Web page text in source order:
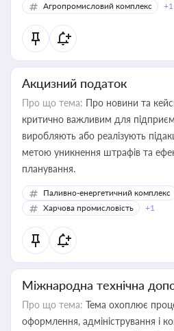
Агропромисловий комплекс
+1
Акцизний податок
Про що тема: Про новини та
критично важливим для
виробляють або реалізують
метою уникнення штрафів та
планування.
Паливно-енергетичний комплекс
Харчова промисловість
+1
Міжнародна технічна
Про що тема: Тема охоплює
оформлення, адміністрування і